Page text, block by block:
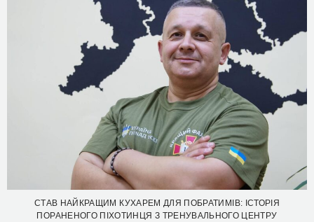
СТАВ НАЙКРАЩИМ КУХАРЕМ ДЛЯ ПОБРАТИМІВ: ІСТОРІЯ
ПОРАНЕНОГО ПІХОТИНЦЯ З ТРЕНУВАЛЬНОГО ЦЕНТРУ